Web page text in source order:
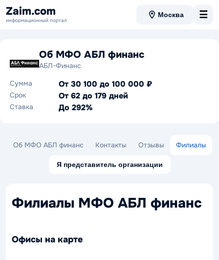
Zaim.com
информационный портал
Москва ☰
Об МФО АБЛ финанс
АБЛ-Финанс
Сумма
От 30 100 до 100 000 ₽
Срок От 62 до 179 дней
Ставка До 292%
Об МФО АБЛ финанс Контакты Отзывы Филиалы
Я представитель организации
Филиалы МФО АБЛ финанс
Офисы на карте